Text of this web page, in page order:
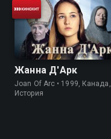
Жанна Д'Арк
Joan Of Arc • 1999, Канада,
История